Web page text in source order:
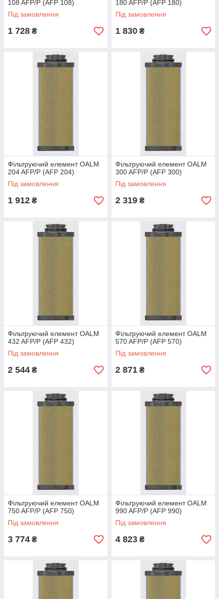
108 AFP/P (AFP 108)
Під замовлення
1 728 ₴
180 AFP/P (AFP 180)
Під замовлення
1 830 ₴
Фільтруючий елемент OALM
204 AFP/P (AFP 204)
Під замовлення
1 912 ₴
Фільтруючий елемент OALM
300 AFP/P (AFP 300)
Під замовлення
2 319 ₴
Фільтруючий елемент OALM
432 AFP/P (AFP 432)
Під замовлення
2 544 ₴
Фільтруючий елемент OALM
570 AFP/P (AFP 570)
Під замовлення
2 871 ₴
Фільтруючий елемент OALM
750 AFP/P (AFP 750)
Під замовлення
3 774 ₴
Фільтруючий елемент OALM
990 AFP/P (AFP 990)
Під замовлення
4 823 ₴